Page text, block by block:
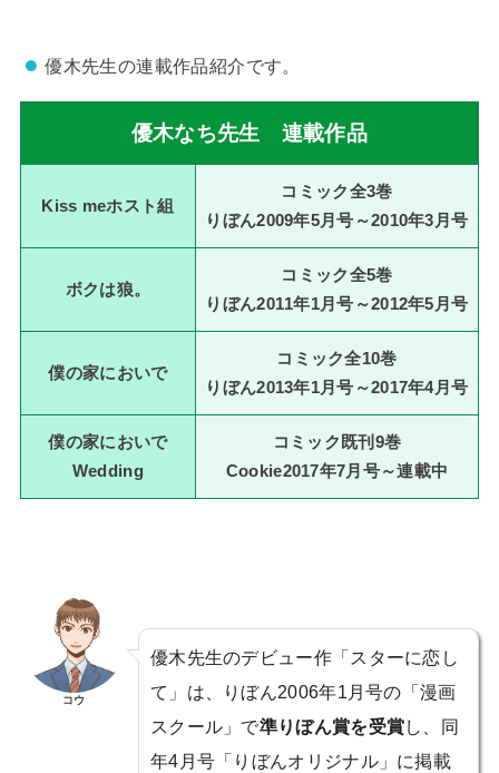
優木先生の連載作品紹介です。
優木なち先生 連載作品
Kiss meホスト組
コミック全3巻
りぼん2009年5月号～2010年3月号
ボクは狼。
コミック全5巻
りぼん2011年1月号～2012年5月号
僕の家においで
コミック全10巻
りぼん2013年1月号～2017年4月号
僕の家においで
Wedding
コミック既刊9巻
Cookie2017年7月号～連載中
コウ
優木先生のデビュー作「スターに恋し
て」は、りぼん2006年1月号の「漫画
スクール」で準りぼん賞を受賞し、同
年4月号「りぼんオリジナル」に掲載